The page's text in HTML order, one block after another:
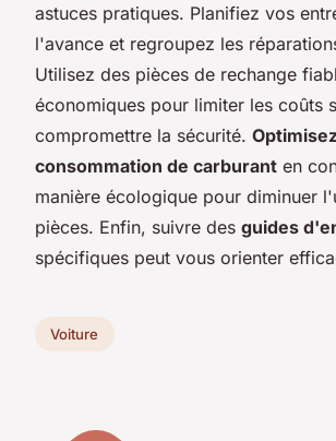
astuces pratiques. Planifiez vos
l'avance et regroupez les
Utilisez des pièces de rechange
économiques pour limiter les coûts
compromettre la sécurité.
consommation de carburant en
manière écologique pour diminuer
pièces. Enfin, suivre des guides
spécifiques peut vous orienter
Voiture